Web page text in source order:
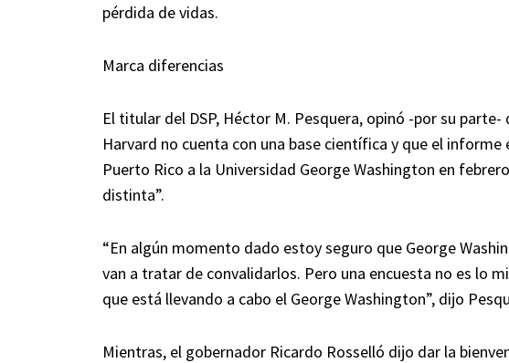
pérdida de vidas.
Marca diferencias
El titular del DSP, Héctor M. Pesquera, opinó -por su
Harvard no cuenta con una base científica y que el
Puerto Rico a la Universidad George Washington en
distinta”.
“En algún momento dado estoy seguro que George
van a tratar de convalidarlos. Pero una encuesta no es lo
que está llevando a cabo el George Washington”, dijo
Mientras, el gobernador Ricardo Rosselló dijo dar la